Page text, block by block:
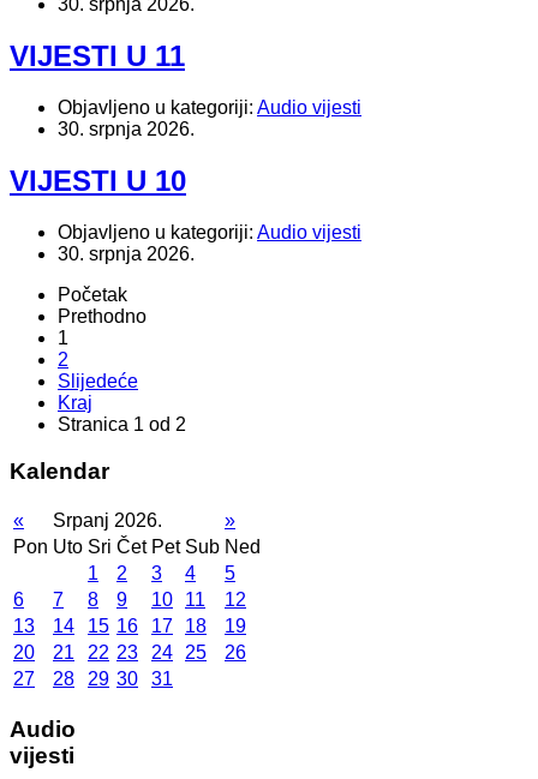
30. srpnja 2026.
VIJESTI U 11
Objavljeno u kategoriji: Audio vijesti
30. srpnja 2026.
VIJESTI U 10
Objavljeno u kategoriji: Audio vijesti
30. srpnja 2026.
Početak
Prethodno
1
2
Slijedeće
Kraj
Stranica 1 od 2
Kalendar
« Srpanj 2026.
»
Pon Uto Sri Čet Pet Sub Ned
1
2 3 4
5
6
7 8 9 10 11
12
13
14 15 16 17 18
19
20
21 22 23 24 25
26
27
28 29 30 31
Audio
vijesti